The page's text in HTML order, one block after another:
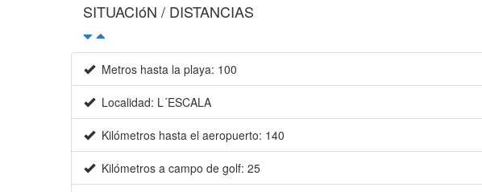
SITUACIóN / DISTANCIAS
Metros hasta la playa: 100
Localidad: L´ESCALA
Kilómetros hasta el aeropuerto: 140
Kilómetros a campo de golf: 25